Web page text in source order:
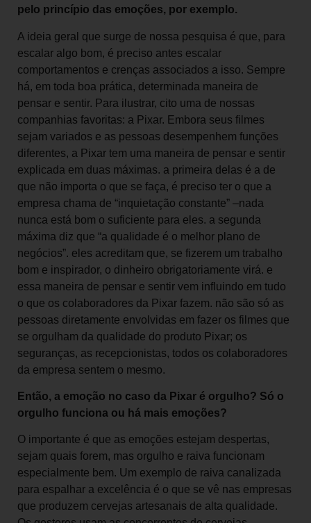
pelo princípio das emoções, por exemplo.
A ideia geral que surge de nossa pesquisa é que, para
escalar algo bom, é preciso antes escalar
comportamentos e crenças associados a isso. Sempre
há, em toda boa prática, determinada maneira de
pensar e sentir. Para ilustrar, cito uma de nossas
companhias favoritas: a Pixar. Embora seus filmes
sejam variados e as pessoas desempenhem funções
diferentes, a Pixar tem uma maneira de pensar e sentir
explicada em duas máximas. a primeira delas é a de
que não importa o que se faça, é preciso ter o que a
empresa chama de “inquietação constante” –nada
nunca está bom o suficiente para eles. a segunda
máxima diz que “a qualidade é o melhor plano de
negócios”. eles acreditam que, se fizerem um trabalho
bom e inspirador, o dinheiro obrigatoriamente virá. e
essa maneira de pensar e sentir vem influindo em tudo
o que os colaboradores da Pixar fazem. não são só as
pessoas diretamente envolvidas em fazer os filmes que
se orgulham da qualidade do produto Pixar; os
seguranças, as recepcionistas, todos os colaboradores
da empresa sentem o mesmo.
Então, a emoção no caso da Pixar é orgulho? Só o
orgulho funciona ou há mais emoções?
O importante é que as emoções estejam despertas,
sejam quais forem, mas orgulho e raiva funcionam
especialmente bem. Um exemplo de raiva canalizada
para espalhar a excelência é o que se vê nas empresas
que produzem cervejas artesanais de alta qualidade.